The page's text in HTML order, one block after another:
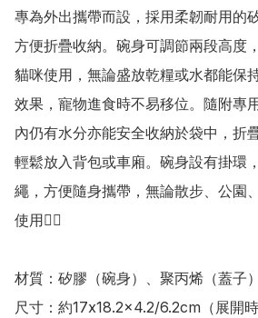
專為外出攜帶而設，採用柔韌耐用的
方便折疊收納。碗身可調節兩段高度
貓咪使用，無論盛放乾糧或水都能保
效果，寵物進食時不易移位。隨附專
內仍有水分亦能安全收納於袋中，折
輕鬆放入背包或車廂。碗身設有掛環
繩，方便隨身攜帶，無論散步、公園
使用👍🏻
材質：矽膠（碗身）、聚丙烯（蓋子）
尺寸：約17x18.2x4.2/6.2cm（展開時